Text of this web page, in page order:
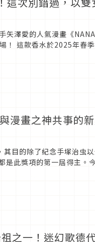
澤愛的人氣漫畫《
烈話
漫畫之神共事的
目的除了紀念手塚治虫
是此獎項的第一屆得主。
之一！迷幻歌德